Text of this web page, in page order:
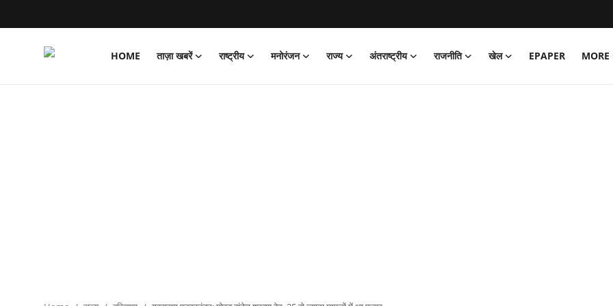
HOME ताज़ा खबरें राष्ट्रीय मनोरंजन राज्य अंतराष्ट्रीय राजनीति खेल EPAPER
MORE